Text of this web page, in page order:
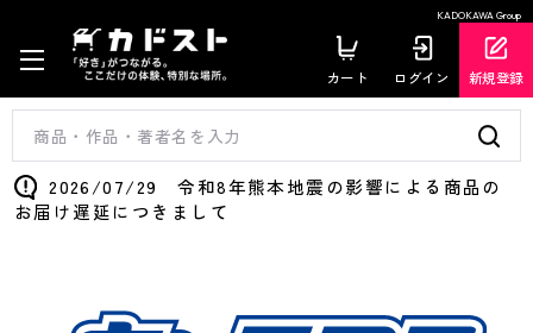
KADOKAWA Group
カート ログイン 新規登録
2026/07/29 令和8年熊本地震の影響による商品の
お届け遅延につきまして